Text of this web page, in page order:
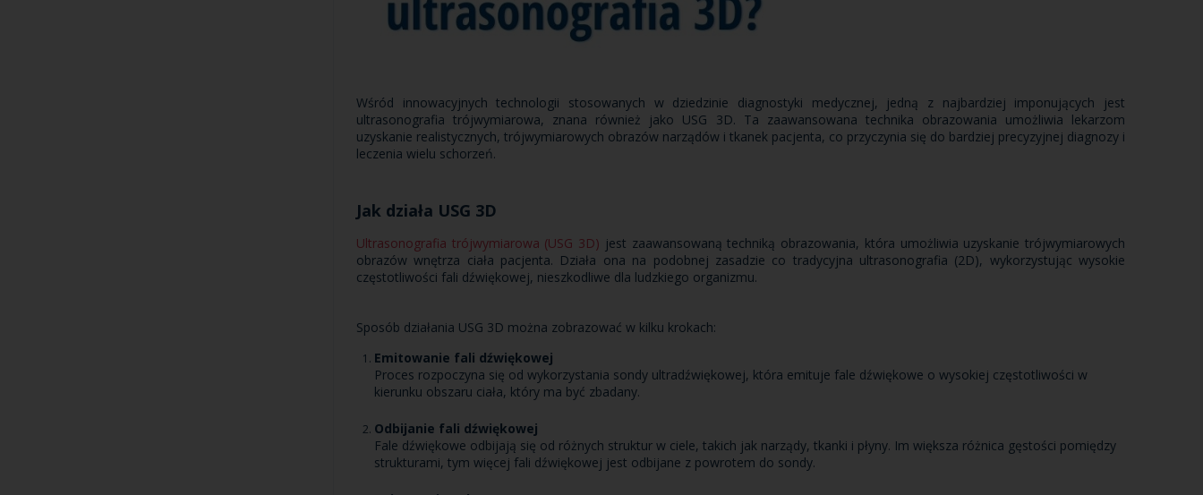
Wśród innowacyjnych technologii stosowanych w dziedzinie diagnostyki medycznej, jedną z najbardziej imponujących jest
ultrasonografia trójwymiarowa, znana również jako USG 3D. Ta zaawansowana technika obrazowania umożliwia lekarzom
uzyskanie realistycznych, trójwymiarowych obrazów narządów i tkanek pacjenta, co przyczynia się do bardziej precyzyjnej diagnozy i
leczenia wielu schorzeń.
Jak działa USG 3D
Ultrasonografia trójwymiarowa (USG 3D) jest zaawansowaną techniką obrazowania, która umożliwia uzyskanie trójwymiarowych
obrazów wnętrza ciała pacjenta. Działa ona na podobnej zasadzie co tradycyjna ultrasonografia (2D), wykorzystując wysokie
częstotliwości fali dźwiękowej, nieszkodliwe dla ludzkiego organizmu.
Sposób działania USG 3D można zobrazować w kilku krokach:
Emitowanie fali dźwiękowej
Proces rozpoczyna się od wykorzystania sondy ultradźwiękowej, która emituje fale dźwiękowe o wysokiej częstotliwości w
kierunku obszaru ciała, który ma być zbadany.
Odbijanie fali dźwiękowej
Fale dźwiękowe odbijają się od różnych struktur w ciele, takich jak narządy, tkanki i płyny. Im większa różnica gęstości pomiędzy
strukturami, tym więcej fali dźwiękowej jest odbijane z powrotem do sondy.